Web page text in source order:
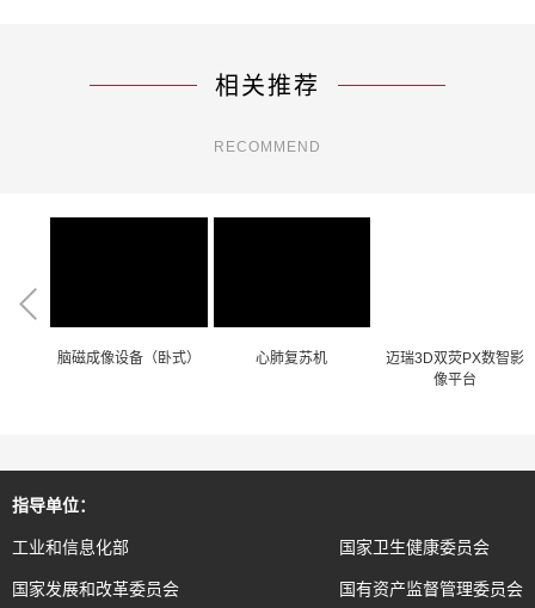
相关推荐
RECOMMEND
脑磁成像设备（卧式） 心肺复苏机
迈瑞3D双荧PX数智影
像平台
指导单位：
工业和信息化部
国家发展和改革委员会
国家卫生健康委员会
国有资产监督管理委员会